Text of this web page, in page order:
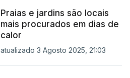
Praias e jardins são locais
mais procurados em dias de
calor
atualizado 3 Agosto 2025, 21:03